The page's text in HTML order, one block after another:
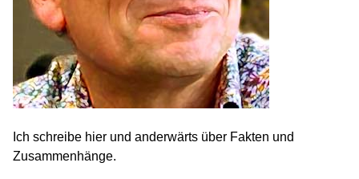
Ich schreibe hier und anderwärts über Fakten und
Zusammenhänge.